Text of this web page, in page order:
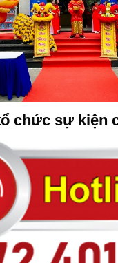
chức sự kiện